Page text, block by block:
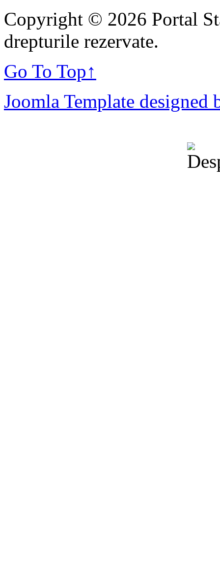
Copyright © 2026 Portal
drepturile rezervate.
Go To Top↑
Joomla Template designed